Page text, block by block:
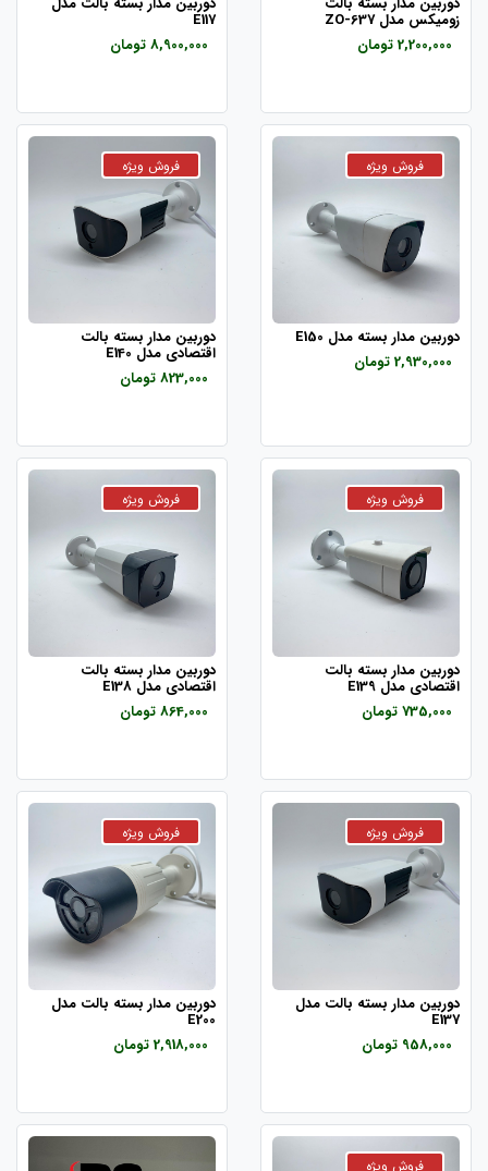
زومیکس مدل ZO-637
2,200,000 تومان
E117
8,900,000 تومان
دوربین مدار بسته مدل E150
2,930,000 تومان
دوربین مدار بسته بالت
اقتصادی مدل E140
823,000 تومان
دوربین مدار بسته بالت
اقتصادی مدل E139
735,000 تومان
دوربین مدار بسته بالت
اقتصادی مدل E138
864,000 تومان
دوربین مدار بسته بالت مدل
E137
958,000 تومان
دوربین مدار بسته بالت مدل
E200
2,918,000 تومان